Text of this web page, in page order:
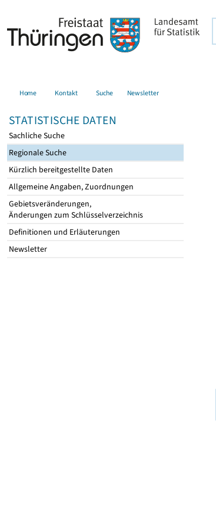
Home Kontakt Suche Newsletter
STATISTISCHE DATEN
Sachliche Suche
Regionale Suche
Kürzlich bereitgestellte Daten
Allgemeine Angaben, Zuordnungen
Gebietsveränderungen,
Änderungen zum Schlüsselverzeichnis
Definitionen und Erläuterungen
Newsletter